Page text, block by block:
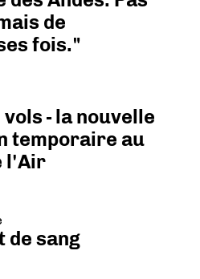
de
fois."
- la nouvelle
temporaire au
l'Air
de sang